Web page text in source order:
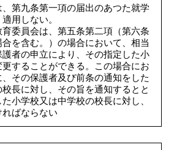
第九条第一項の届出のあつた就学
用しない。
委員会は、第五条第二項（第六条
を含む。）の場合において、相当
者の申立により、その指定した小
することができる。この場合にお
その保護者及び前条の通知をした
長に対し、その旨を通知するとと
小学校又は中学校の校長に対し、
ばならない